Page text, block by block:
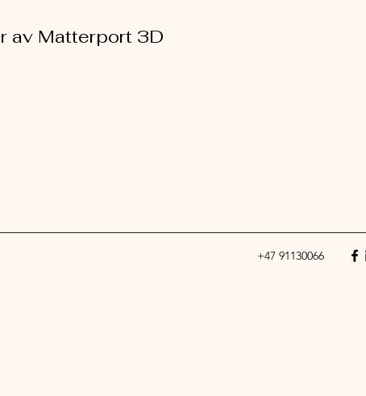
av Matterport 3D
+47 91130066